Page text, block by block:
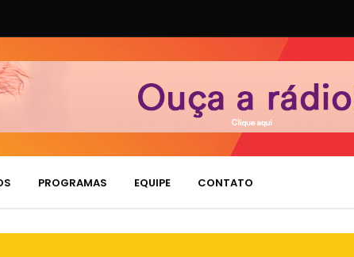
PROGRAMAS EQUIPE CONTATO